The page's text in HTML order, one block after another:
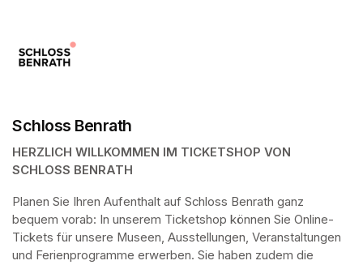
Schloss Benrath
HERZLICH WILLKOMMEN IM TICKETSHOP VON
SCHLOSS BENRATH
Planen Sie Ihren Aufenthalt auf Schloss Benrath ganz
bequem vorab: In unserem Ticketshop können Sie Online-
Tickets für unsere Museen, Ausstellungen, Veranstaltungen
und Ferienprogramme erwerben. Sie haben zudem die